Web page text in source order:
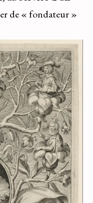
de « fondateur »